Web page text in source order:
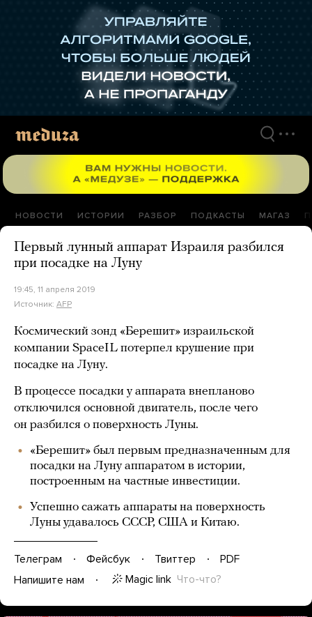
НОВОСТИ ИСТОРИИ РАЗБОР ПОДКАСТЫ МАГАЗ
Первый лунный аппарат Израиля разбился
при посадке на Луну
19:45, 11 апреля 2019
Источник: AFP
Космический зонд «Берешит» израильской
компании SpaceIL потерпел крушение при
посадке на Луну.
В процессе посадки у аппарата внепланово
отключился основной двигатель, после чего
он разбился о поверхность Луны.
«Берешит» был первым предназначенным для
посадки на Луну аппаратом в истории,
построенным на частные инвестиции.
Успешно сажать аппараты на поверхность
Луны удавалось СССР, США и Китаю.
Телеграм Фейсбук Твиттер
PDF
Напишите нам
Magic link Что-что?